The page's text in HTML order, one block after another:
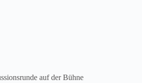
auf der Bühne